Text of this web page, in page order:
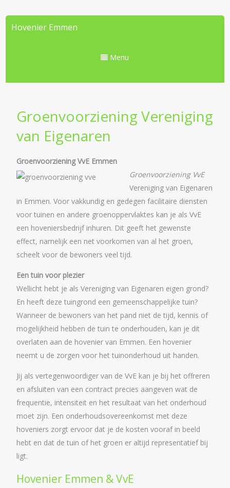
Hovenier Emmen
Menu
Groenvoorziening Vereniging
van Eigenaren
Groenvoorziening VvE Emmen
Groenvoorziening VvE
Vereniging van Eigenaren
in Emmen. Voor vakkundig en gedegen facilitaire diensten
voor tuinen en andere groenoppervlaktes kan je als VvE
een hoveniersbedrijf inhuren. Dit geeft het gewenste
effect, namelijk een net voorkomen van al het groen,
scheelt voor de bewoners veel tijd.
Een tuin voor plezier
Wellicht hebt je als Vereniging van Eigenaren eigen grond?
En heeft deze tuingrond een gemeenschappelijke tuin?
Wanneer de bewoners van het pand niet de tijd, kennis of
mogelijkheid hebben de tuin te onderhouden, kan je dit
overlaten aan de hovenier van Emmen. Een hovenier
neemt u de zorgen voor het tuinonderhoud uit handen.
Jij als vertegenwoordiger van de VvE kan je bij het offreren
en afsluiten van een contract precies aangeven wat de
frequentie, intensiteit en het resultaat van het onderhoud
moet zijn. Een onderhoudsovereenkomst met deze
hoveniers zorgt ervoor dat je de kosten vooraf in beeld
hebt en dat de tuin of het groen er altijd representatief bij
ligt.
Hovenier Emmen & VvE